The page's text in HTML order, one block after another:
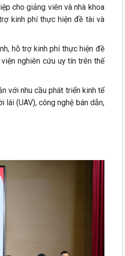
cho giảng viên và nhà khoa
kinh phí thực hiện đề tài và
hỗ trợ kinh phí thực hiện đề
nghiên cứu uy tín trên thế
với nhu cầu phát triển kinh tế
(UAV), công nghệ bán dẫn,